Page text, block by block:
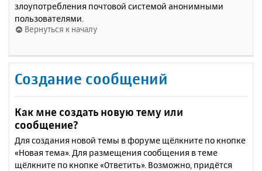
злоупотребления почтовой системой анонимными
пользователями.
Вернуться к началу
Создание сообщений
Как мне создать новую тему или
сообщение?
Для создания новой темы в форуме щёлкните по кнопке
«Новая тема». Для размещения сообщения в теме
щёлкните по кнопке «Ответить». Возможно, придётся